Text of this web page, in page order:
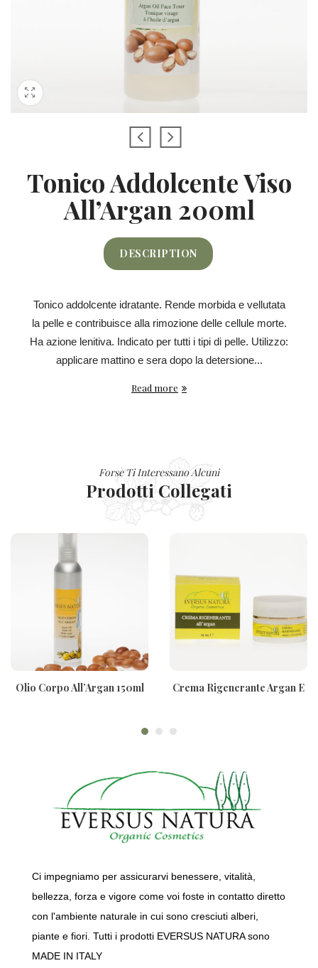
Tonico Addolcente Viso
All’Argan 200ml
DESCRIPTION
Tonico addolcente idratante. Rende morbida e vellutata
la pelle e contribuisce alla rimozione delle cellule morte.
Ha azione lenitiva. Indicato per tutti i tipi di pelle. Utilizzo:
applicare mattino e sera dopo la detersione...
Read more
Forse Ti Interessano Alcuni
Prodotti Collegati
Olio Corpo All’Argan 150ml
Crema Rigenerante Argan E
Ci impegniamo per assicurarvi benessere, vitalità,
bellezza, forza e vigore come voi foste in contatto diretto
con l'ambiente naturale in cui sono cresciuti alberi,
piante e fiori. Tutti i prodotti EVERSUS NATURA sono
MADE IN ITALY